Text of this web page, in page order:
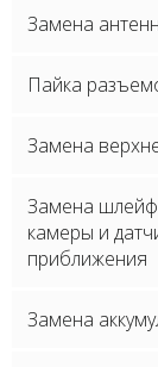
Замена
Пайка
Замена
Замена
камеры и
приближения
Замена